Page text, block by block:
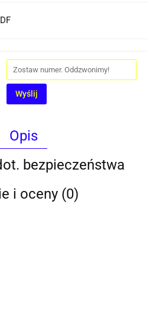
Wyślij
Opis
bezpieczeństwa
i oceny (0)